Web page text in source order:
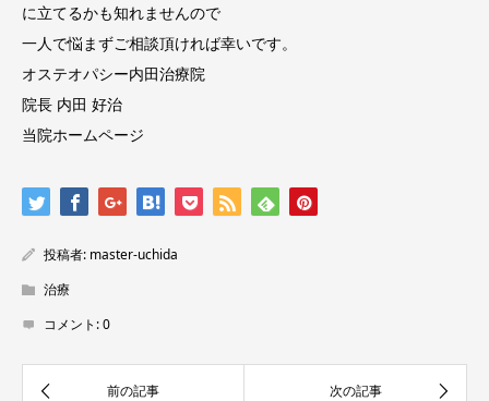
に立てるかも知れませんので
一人で悩まずご相談頂ければ幸いです。
オステオパシー内田治療院
院長 内田 好治
当院ホームページ
投稿者: master-uchida
治療
コメント:0